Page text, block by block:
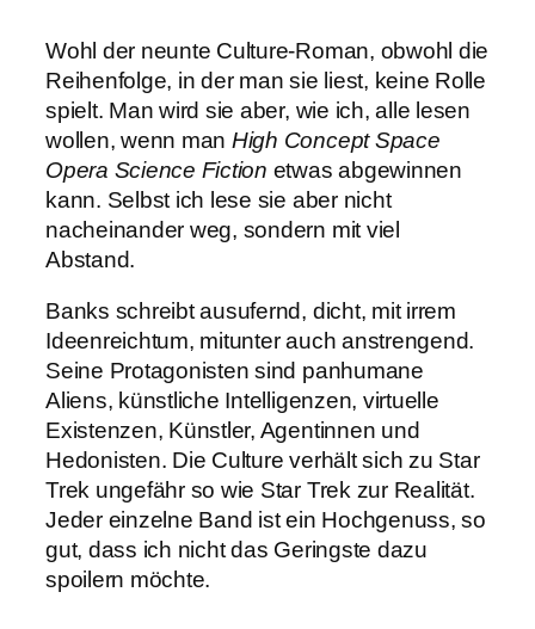
Wohl der neunte Culture-Roman, obwohl die
Reihenfolge, in der man sie liest, keine Rolle
spielt. Man wird sie aber, wie ich, alle lesen
wollen, wenn man High Concept Space
Opera Science Fiction etwas abgewinnen
kann. Selbst ich lese sie aber nicht
nacheinander weg, sondern mit viel
Abstand.
Banks schreibt ausufernd, dicht, mit irrem
Ideenreichtum, mitunter auch anstrengend.
Seine Protagonisten sind panhumane
Aliens, künstliche Intelligenzen, virtuelle
Existenzen, Künstler, Agentinnen und
Hedonisten. Die Culture verhält sich zu Star
Trek ungefähr so wie Star Trek zur Realität.
Jeder einzelne Band ist ein Hochgenuss, so
gut, dass ich nicht das Geringste dazu
spoilern möchte.